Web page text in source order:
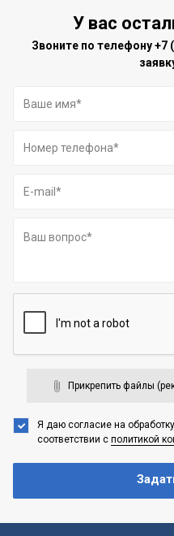
У вас
Звоните по телефону+7
Прикрепить файлы
Я даю согласие на
соответствии с политикой